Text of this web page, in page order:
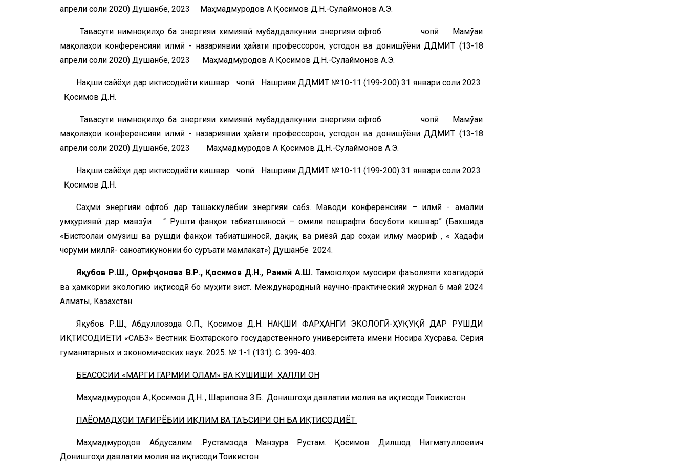
апрели соли 2020) Душанбе, 2023 Маҳмадмуродов А Қосимов Д.Н.-Сулаймонов А.Э.
Тавасути нимноқилҳо ба энергияи химиявӣ мубаддалкунии энергияи офтоб чопӣ Маҷмўаи
мақолаҳои конференсияи илмӣ - назариявии ҳайати профессорон, устодон ва донишҷўёни ДДМИТ (13-18
апрели соли 2020) Душанбе, 2023 Маҳмадмуродов А Қосимов Д.Н.-Сулаймонов А.Э.
Нақши сайёҳи дар иктисодиёти кишвар чопӣ Нашрияи ДДМИТ №10-11 (199-200) 31 январи соли 2023
Қосимов Д.Н.
Тавасути нимноқилҳо ба энергияи химиявӣ мубаддалкунии энергияи офтоб чопӣ Маҷмўаи
мақолаҳои конференсияи илмӣ - назариявии ҳайати профессорон, устодон ва донишҷўёни ДДМИТ (13-18
апрели соли 2020) Душанбе, 2023 Маҳмадмуродов А Қосимов Д.Н.-Сулаймонов А.Э.
Нақши сайёҳи дар иктисодиёти кишвар чопӣ Нашрияи ДДМИТ №10-11 (199-200) 31 январи соли 2023
Қосимов Д.Н.
Саҳми энергияи офтоб дар ташаккулёбии энергияи сабз. Маводи конференсияи – илмӣ - амалии
ҷумҳуриявӣ дар мавзўи “ Рушти фанҳои табиатшиносӣ – омили пешрафти босуботи кишвар” (Бахшида
«Бистсолаи омўзиш ва рушди фанҳои табиатшиносӣ, дақиқ ва риёзӣ дар соҳаи илму маориф , « Хадафи
чоруми миллӣ- саноатикунонии бо суръати мамлакат») Душанбе 2024.
Яқубов Р.Ш., Орифҷонова В.Р., Қосимов Д.Н., Раҳимӣ А.Ш. Тамоюлҳои муосири фаъолияти хоҷагидорӣ
ва ҳамкории экологию иқтисодӣ бо муҳити зист. Международный научно-практический журнал 6 май 2024
Алматы, Казахстан
Яқубов Р.Ш., Абдуллозода О.П., Қосимов Д.Н. НАҚШИ ФАРҲАНГИ ЭКОЛОГӢ-ҲУҚУҚӢ ДАР РУШДИ
ИҚТИСОДИЁТИ «САБЗ» Вестник Бохтарского государственного университета имени Носира Хусрава. Серия
гуманитарных и экономических наук. 2025. № 1-1 (131). С. 399-403.
БЕАСОСИИ «МАРГИ ГАРМИИ ОЛАМ» ВА КУШИШИ ҲАЛЛИ ОН
Маҳмадмуродов А.,Қосимов Д.Н.., Шарипова З.Б.. Донишгоҳи давлатии молия ва иқтисоди Тоҷикистон
ПАЁОМАДҲОИ ТАҒИРЁБИИ ИҚЛИМ ВА ТАЪСИРИ ОН БА ИҚТИСОДИЁТ
Маҳмадмуродов Абдусалим .Рустамзода Манзура Рустам. Қосимов Дилшод Нигматуллоевич
Донишгоҳи давлатии молия ва иқтисоди Тоҷикистон